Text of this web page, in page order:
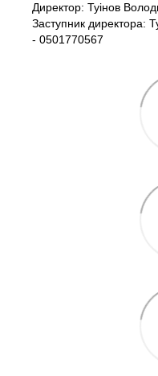
Директор: Туінов
Заступник директора:
- 0501770567